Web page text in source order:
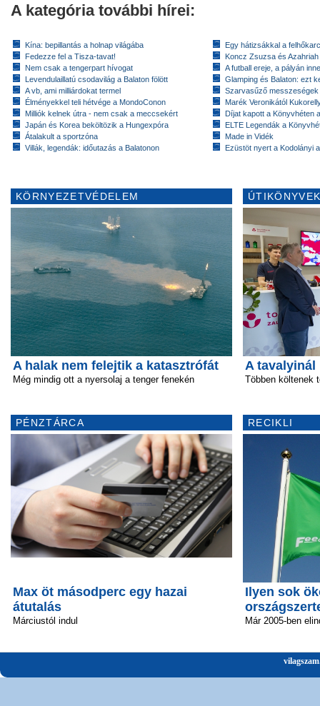
A kategória további hírei:
Kína: bepillantás a holnap világába
Fedezze fel a Tisza-tavat!
Nem csak a tengerpart hívogat
Levendulaillatú csodavilág a Balaton fölött
A vb, ami milliárdokat termel
Élményekkel teli hétvége a MondoConon
Milliók kelnek útra - nem csak a meccsekért
Japán és Korea beköltözik a Hungexpóra
Átalakult a sportzóna
Villák, legendák: időutazás a Balatonon
Egy hátizsákkal a
Koncz Zsuzsa és
A futball ereje, a pályán
Glamping és Balaton: ezt
Szarvasűző messzeségek
Marék Veronikától
Díjat kapott a Könyvhéten
ELTE Legendák a
Made in Vidék
Ezüstöt nyert a Kodolányi
KÖRNYEZETVÉDELEM
A halak nem felejtik a katasztrófát
Még mindig ott a nyersolaj a tenger fenekén
PÉNZTÁRCA
Max öt másodperc egy hazai
átutalás
Márciustól indul
A
Többen költenek
RECIKLI
Ilyen sok
Már 2005-ben